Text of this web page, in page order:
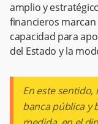
amplio y
financieros
capacidad para
del Estado y la
En este
banca pública y